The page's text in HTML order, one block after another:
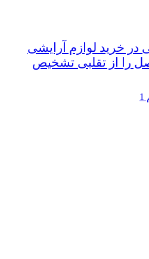
در خرید لوازم آرایشی
را از تقلبی تشخیص